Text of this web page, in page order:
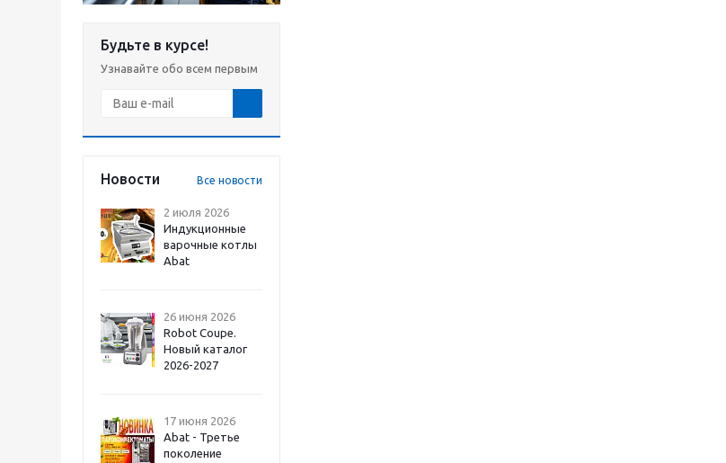
Будьте в курсе!
Узнавайте обо всем первым
Новости Все новости
2 июля 2026
Индукционные
варочные котлы
Abat
26 июня 2026
Robot Coupe.
Новый каталог
2026-2027
17 июня 2026
Abat - Третье
поколение